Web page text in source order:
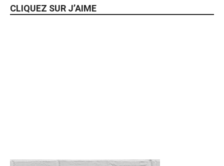
CLIQUEZ SUR J’AIME